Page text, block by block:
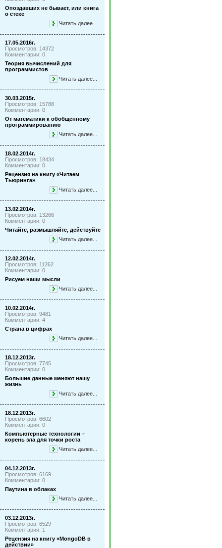
Опоздавших не бывает, или книга
о стеке
Читать далее...
17.05.2016г.
Просмотров: 14372
Комментарии: 0
Теория вычислений для
программистов
Читать далее...
30.03.2015г.
Просмотров: 15788
Комментарии: 0
От математики к обобщенному
программированию
Читать далее...
18.02.2014г.
Просмотров: 18434
Комментарии: 0
Рецензия на книгу «Читаем
Тьюринга»
Читать далее...
13.02.2014г.
Просмотров: 13266
Комментарии: 0
Читайте, размышляйте, действуйте
Читать далее...
12.02.2014г.
Просмотров: 11262
Комментарии: 0
Рисуем наши мысли
Читать далее...
10.02.2014г.
Просмотров: 9481
Комментарии: 4
Страна в цифрах
Читать далее...
18.12.2013г.
Просмотров: 7745
Комментарии: 0
Большие данные меняют нашу
жизнь
Читать далее...
18.12.2013г.
Просмотров: 6602
Комментарии: 0
Компьютерные технологии –
корень зла для точки роста
Читать далее...
04.12.2013г.
Просмотров: 6169
Комментарии: 0
Паутина в облаках
Читать далее...
03.12.2013г.
Просмотров: 6529
Комментарии: 1
Рецензия на книгу «MongoDB в
действии»